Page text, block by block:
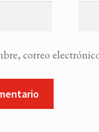
correo